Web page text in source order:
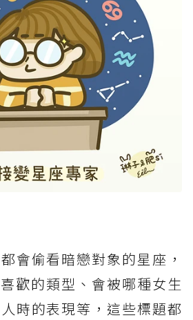
會偷看暗戀對象的星座，
歡的類型、會被哪種女生
時的表現等，這些標題都